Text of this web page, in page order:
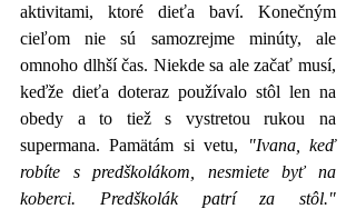
aktivitami, ktoré dieťa baví. Konečným
cieľom nie sú samozrejme minúty, ale
omnoho dlhší čas. Niekde sa ale začať musí,
keďže dieťa doteraz používalo stôl len na
obedy a to tiež s vystretou rukou na
supermana. Pamätám si vetu,
"Ivana, keď
robíte s predškolákom, nesmiete byť na
koberci. Predškolák patrí za stôl."